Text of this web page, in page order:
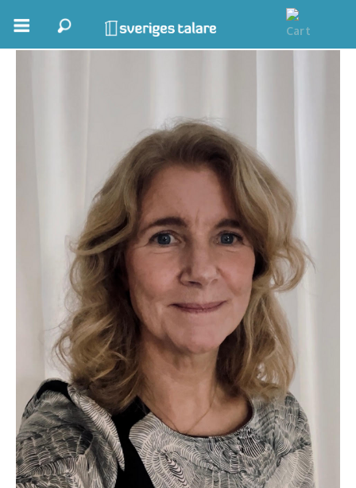
Inspirerande Föreläsare
Personlig utveckling, målsättning
Life Stories & Trivsel
Moderator, konferencier
Moderator
Konferencier
Workshopledare, facilitator
Radio och TV-profiler
Mona Hedström